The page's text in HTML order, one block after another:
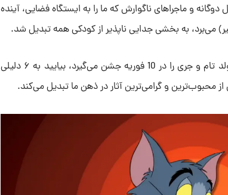
و ماجراهای ناگوارش که ما را به ایستگاه فضایی، آینده
در حالی که دنیا هشتاد و پنجمین سالگرد تولد تام و جری را در 10 فوریه جشن می‌گیرد، بیایید به ۶ دلیلی
از محبوب‌ترین و گرامی‌ترین آثار در ذهن ما تبدیل می‌کند.